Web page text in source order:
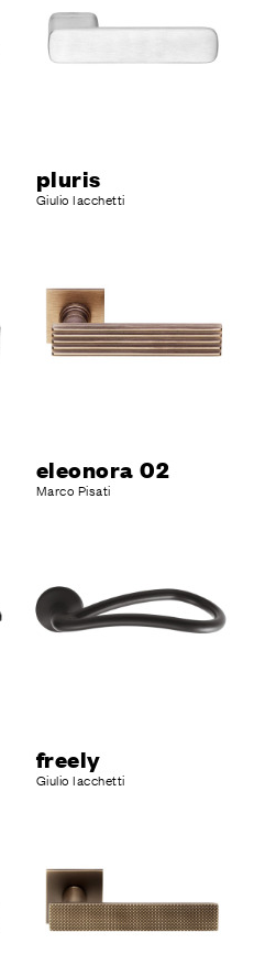
pluris
Giulio Iacchetti
eleonora 02
Marco Pisati
freely
Giulio Iacchetti